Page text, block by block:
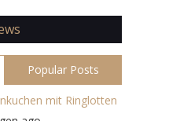
Popular Posts
mit Ringlotten